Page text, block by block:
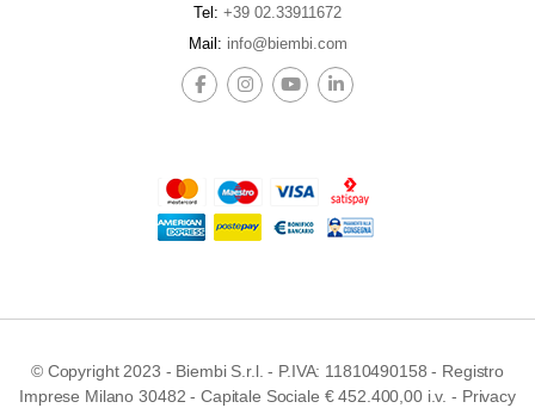
Tel: +39 02.33911672
Mail: info@biembi.com
© Copyright 2023 - Biembi S.r.l. - P.IVA: 11810490158 - Registro
Imprese Milano 30482 - Capitale Sociale € 452.400,00 i.v. - Privacy